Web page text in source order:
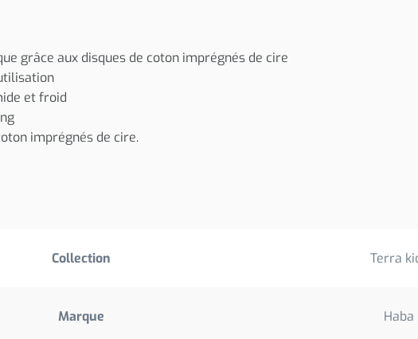
grâce aux disques de coton imprégnés de cire
et froid
imprégnés de cire.
Collection Terra
Marque Haba